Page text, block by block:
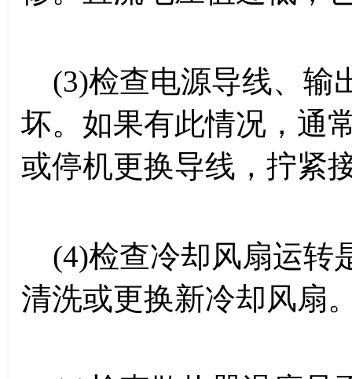
(3)检查电源导线、输
坏。如果有此情况，通
或停机更换导线，拧紧
(4)检查冷却风扇运转
清洗或更换新冷却风扇